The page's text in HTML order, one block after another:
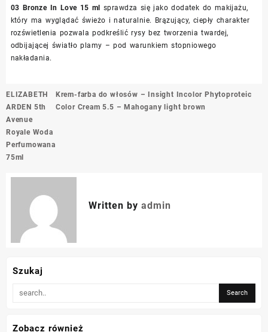
03 Bronze In Love 15 ml sprawdza się jako dodatek do makijażu,
który ma wyglądać świeżo i naturalnie. Brązujący, ciepły charakter
rozświetlenia pozwala podkreślić rysy bez tworzenia twardej,
odbijającej światło plamy – pod warunkiem stopniowego
nakładania.
Nawigacja
wpisu
ELIZABETH
ARDEN 5th
Avenue
Royale Woda
Perfumowana
75ml
Krem-farba do włosów – Insight Incolor Phytoproteic
Color Cream 5.5 – Mahogany light brown
Written by admin
Szukaj
Zobacz również